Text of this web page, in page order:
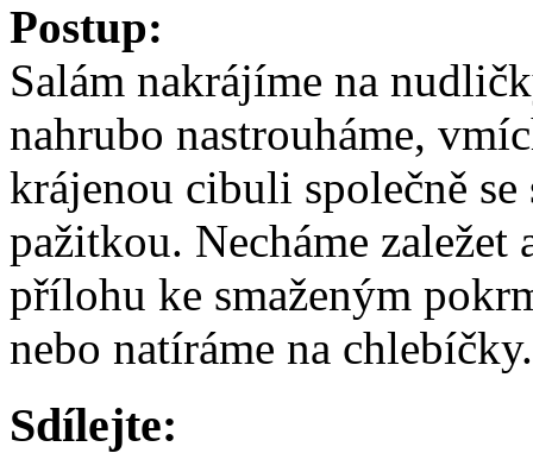
Postup:
Salám nakrájíme na
nahrubo nastrouháme,
krájenou cibuli společně
pažitkou. Necháme
přílohu ke smaženým
nebo natíráme na chlebíčky.
Sdílejte: